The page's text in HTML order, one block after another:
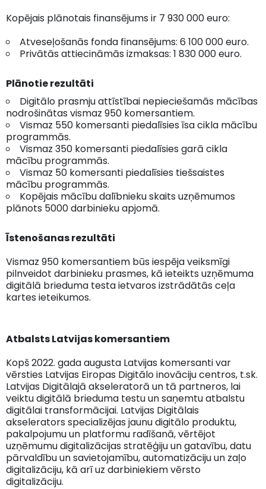
Kopējais plānotais finansējums ir 7 930 000 euro:
Atveseļošanās fonda finansējums: 6 100 000 euro.
Privātās attiecināmās izmaksas: 1 830 000 euro.
Plānotie rezultāti
Digitālo prasmju attīstībai nepieciešamās mācības
nodrošinātas vismaz 950 komersantiem.
Vismaz 550 komersanti piedalīsies īsa cikla mācību
programmās.
Vismaz 350 komersanti piedalīsies garā cikla
mācību programmās.
Vismaz 50 komersanti piedalīsies tiešsaistes
mācību programmās.
Kopējais mācību dalībnieku skaits uzņēmumos
plānots 5000 darbinieku apjomā.
Īstenošanas rezultāti
Vismaz 950 komersantiem būs iespēja veiksmīgi
pilnveidot darbinieku prasmes, kā ieteikts uzņēmuma
digitālā brieduma testa ietvaros izstrādātās ceļa
kartes ieteikumos.
Atbalsts Latvijas komersantiem
Kopš 2022. gada augusta Latvijas komersanti var
vērsties Latvijas Eiropas Digitālo inovāciju centros, t.sk.
Latvijas Digitālajā akseleratorā un tā partneros, lai
veiktu digitālā brieduma testu un saņemtu atbalstu
digitālai transformācijai. Latvijas Digitālais
akselerators specializējas jaunu digitālo produktu,
pakalpojumu un platformu radīšanā, vērtējot
uzņēmumu digitalizācijas stratēģiju un gatavību, datu
pārvaldību un savietojamību, automatizāciju un zaļo
digitalizāciju, kā arī uz darbiniekiem vērsto
digitalizāciju.